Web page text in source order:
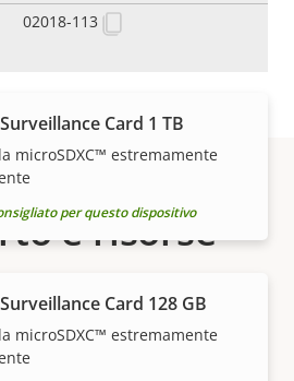
storage
Card 1 TB
microSDXC™ estremamente
per questo dispositivo
Card 128 GB
microSDXC™ estremamente
02018-113
e risorse
da uno dei nostri esperti?